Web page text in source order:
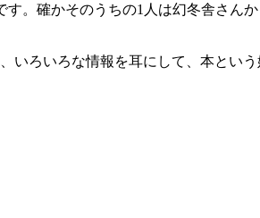
。確かそのうちの1人は幻冬舎さん
いろいろな情報を耳にして、本とい